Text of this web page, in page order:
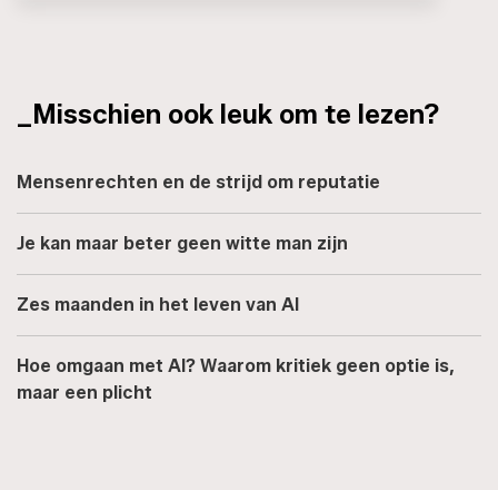
_Misschien ook leuk om te lezen?
Mensenrechten en de strijd om reputatie
Je kan maar beter geen witte man zijn
Zes maanden in het leven van AI
Hoe omgaan met AI? Waarom kritiek geen optie is,
maar een plicht